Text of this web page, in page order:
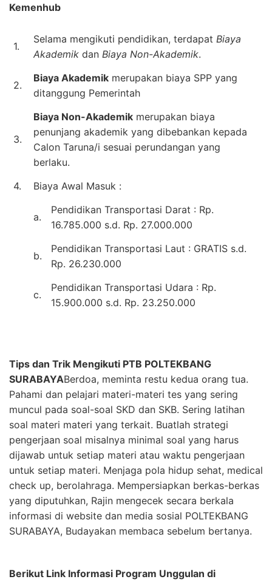
Kemenhub
1.
Selama mengikuti pendidikan, terdapat Biaya
Akademik dan Biaya Non-Akademik.
2.
Biaya Akademik merupakan biaya SPP yang
ditanggung Pemerintah
3.
Biaya Non-Akademik merupakan biaya
penunjang akademik yang dibebankan kepada
Calon Taruna/i sesuai perundangan yang
berlaku.
4.
Biaya Awal Masuk :
a.
Pendidikan Transportasi Darat : Rp.
16.785.000 s.d. Rp. 27.000.000
b.
Pendidikan Transportasi Laut : GRATIS s.d.
Rp. 26.230.000
c.
Pendidikan Transportasi Udara : Rp.
15.900.000 s.d. Rp. 23.250.000
Tips dan Trik Mengikuti PTB POLTEKBANG
SURABAYABerdoa, meminta restu kedua orang tua.
Pahami dan pelajari materi-materi tes yang sering
muncul pada soal-soal SKD dan SKB. Sering latihan
soal materi materi yang terkait. Buatlah strategi
pengerjaan soal misalnya minimal soal yang harus
dijawab untuk setiap materi atau waktu pengerjaan
untuk setiap materi. Menjaga pola hidup sehat, medical
check up, berolahraga. Mempersiapkan berkas-berkas
yang diputuhkan, Rajin mengecek secara berkala
informasi di website dan media sosial POLTEKBANG
SURABAYA, Budayakan membaca sebelum bertanya.
Berikut Link Informasi Program Unggulan di